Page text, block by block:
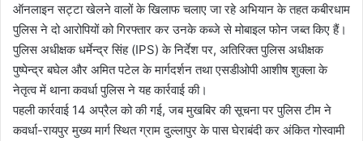
ऑनलाइन सट्टा खेलने वालों के खिलाफ चलाए जा रहे अभियान के तहत कबीरधाम
पुलिस ने दो आरोपियों को गिरफ्तार कर उनके कब्जे से मोबाइल फोन जब्त किए हैं।
पुलिस अधीक्षक धर्मेन्द्र सिंह (IPS) के निर्देश पर, अतिरिक्त पुलिस अधीक्षक
पुष्पेन्द्र बघेल और अमित पटेल के मार्गदर्शन तथा एसडीओपी आशीष शुक्ला के
नेतृत्व में थाना कवर्धा पुलिस ने यह कार्रवाई की।
पहली कार्रवाई 14 अप्रैल को की गई, जब मुखबिर की सूचना पर पुलिस टीम ने
कवर्धा-रायपुर मुख्य मार्ग स्थित ग्राम दुल्लापुर के पास घेराबंदी कर अंकित गोस्वामी